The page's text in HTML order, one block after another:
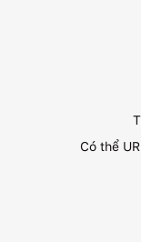
Có thể